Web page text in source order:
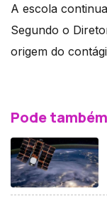
A escola
Segundo o
origem do
Pode